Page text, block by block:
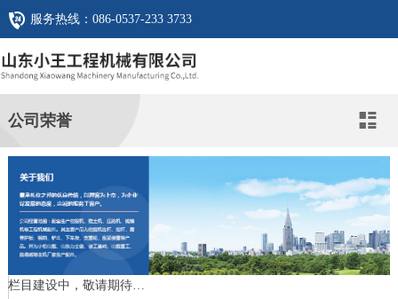
服务热线： 086-0537-233 3733
公司荣誉 
栏目建设中，敬请期待…